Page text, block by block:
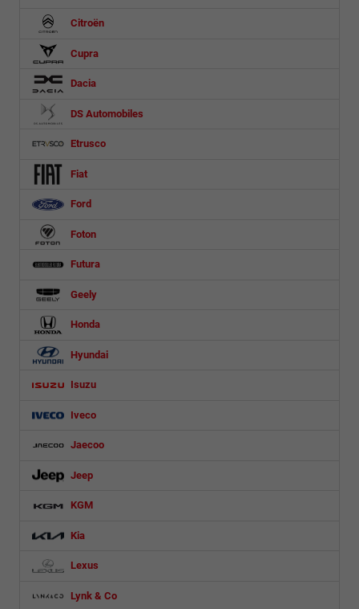
Citroën
Cupra
Dacia
DS Automobiles
Etrusco
Fiat
Ford
Foton
Futura
Geely
Honda
Hyundai
Isuzu
Iveco
Jaecoo
Jeep
KGM
Kia
Lexus
Lynk & Co